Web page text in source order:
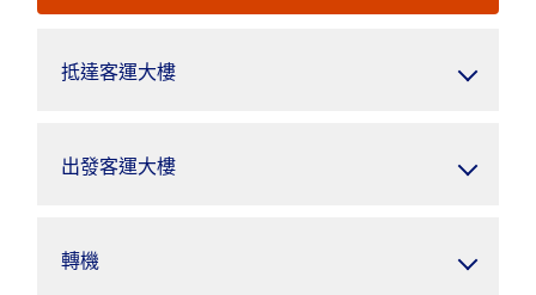
抵達客運大樓
出發客運大樓
轉機